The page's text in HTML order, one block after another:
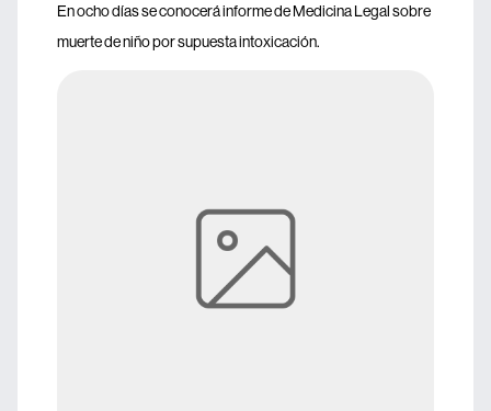
En ocho días se conocerá informe de Medicina Legal sobre
muerte de niño por supuesta intoxicación.